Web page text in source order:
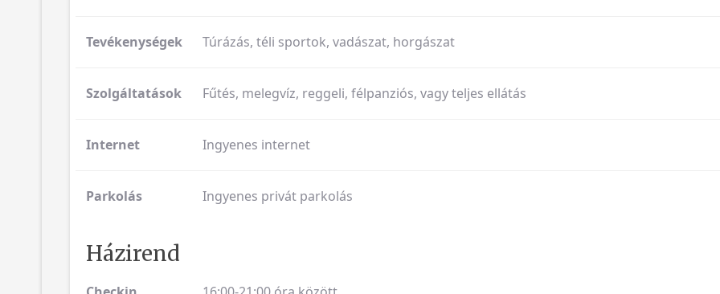
Tevékenységek Túrázás, téli sportok, vadászat, horgászat
Szolgáltatások Fűtés, melegvíz, reggeli, félpanziós, vagy teljes ellátás
Internet Ingyenes internet
Parkolás Ingyenes privát parkolás
Házirend